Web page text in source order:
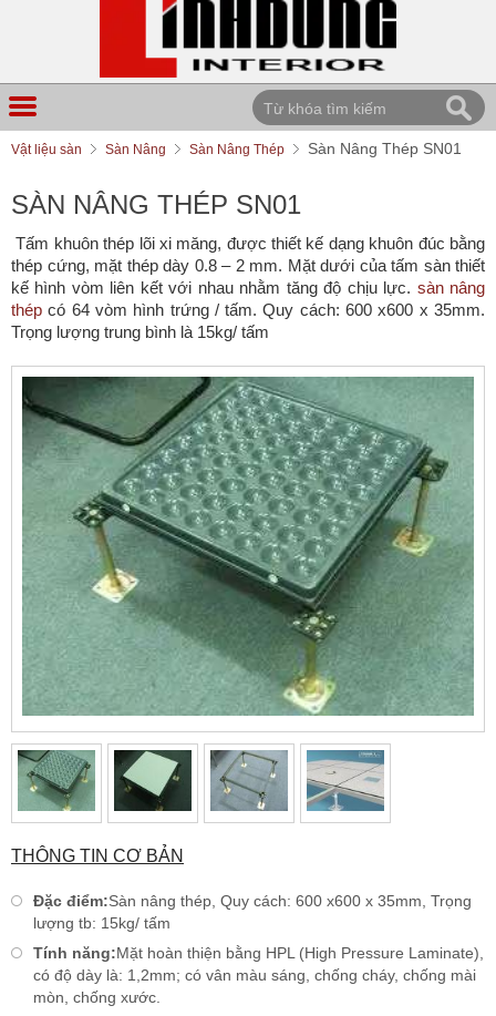
Vật liệu sàn Sàn Nâng Sàn Nâng Thép Sàn Nâng Thép SN01
SÀN NÂNG THÉP SN01
Tấm khuôn thép lõi xi măng, được thiết kế dạng khuôn đúc bằng
thép cứng, mặt thép dày 0.8 – 2 mm. Mặt dưới của tấm sàn thiết
kế hình vòm liên kết với nhau nhằm tăng độ chịu lực. sàn nâng
thép có 64 vòm hình trứng / tấm.Quy cách: 600 x600 x 35mm.
Trọng lượng trung bình là 15kg/ tấm
THÔNG TIN CƠ BẢN
Đặc điểm:Sàn nâng thép, Quy cách: 600 x600 x 35mm, Trọng
lượng tb: 15kg/ tấm
Tính năng:Mặt hoàn thiện bằng HPL (High Pressure Laminate),
có độ dày là: 1,2mm; có vân màu sáng, chống cháy, chống mài
mòn, chống xước.